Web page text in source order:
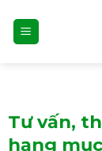
content
Tư vấn,
hạng